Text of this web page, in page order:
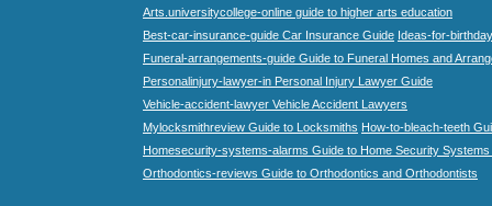
Arts.universitycollege-online guide to higher arts education
Best-car-insurance-guide Car Insurance Guide Ideas-for-
Funeral-arrangements-guide Guide to Funeral Homes and
Personalinjury-lawyer-in Personal Injury Lawyer Guide
Vehicle-accident-lawyer Vehicle Accident Lawyers
Mylocksmithreview Guide to Locksmiths How-to-bleach-teeth
Homesecurity-systems-alarms Guide to Home Security Systems
Orthodontics-reviews Guide to Orthodontics and Orthodontists